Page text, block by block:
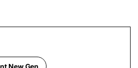
New Gen